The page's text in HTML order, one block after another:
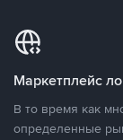
Маркетплейс
В то время как
определенные